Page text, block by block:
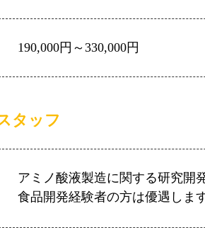
190,000円～330,000円
タッフ
アミノ酸液製造に関する研究開
食品開発経験者の方は優遇します